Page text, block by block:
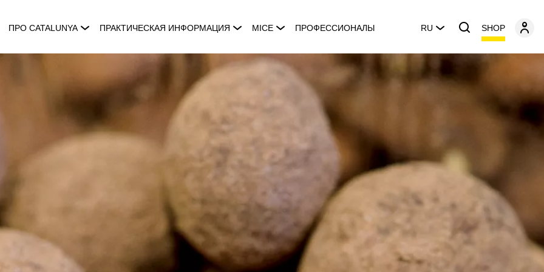
ПРО CATALUNYA ПРАКТИЧЕСКАЯ ИНФОРМАЦИЯ MICE ПРОФЕССИОНАЛЫ RU SHOP